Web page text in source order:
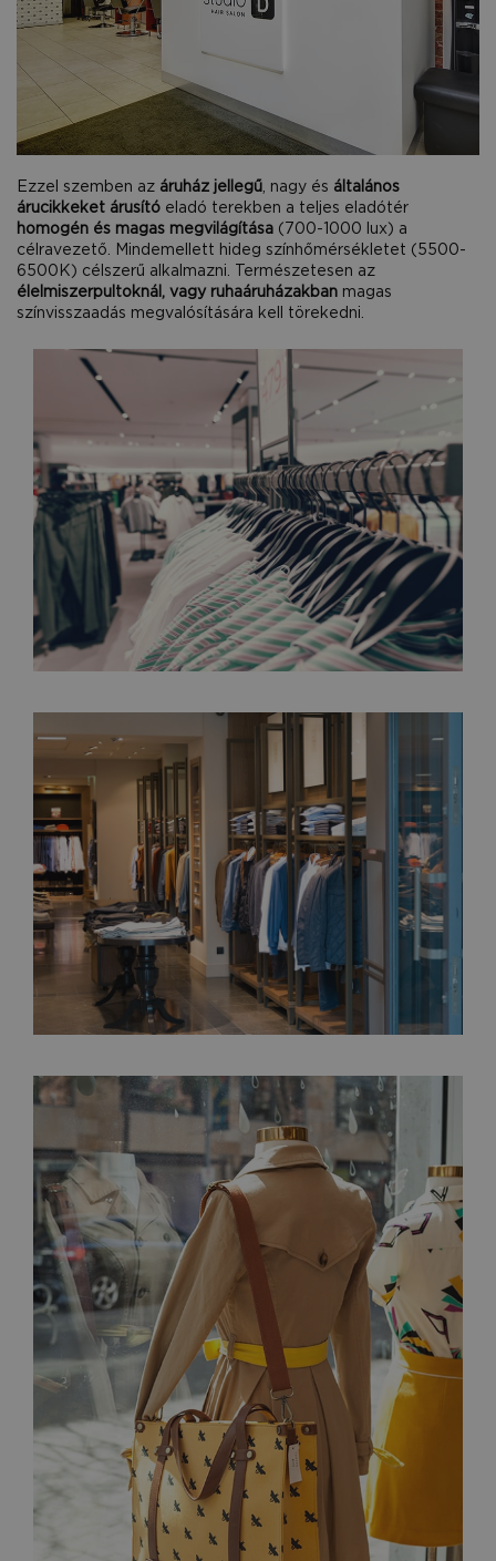
Ezzel szemben az áruház jellegű, nagy és általános
árucikkeket árusító eladó terekben a teljes eladótér
homogén és magas megvilágítása (700-1000 lux) a
célravezető. Mindemellett hideg színhőmérsékletet (5500-
6500K) célszerű alkalmazni. Természetesen az
élelmiszerpultoknál, vagy ruhaáruházakban magas
színvisszaadás megvalósítására kell törekedni.